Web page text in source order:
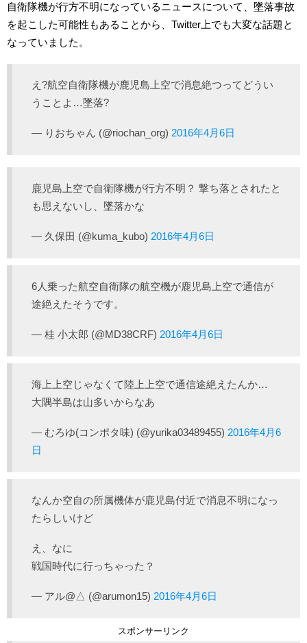
自衛隊機が行方不明になっているニュースについて、墜落事故
を起こした可能性もあることから、Twitter上でも大変な話題と
なっていました。
え?航空自衛隊機が鹿児島上空で消息絶つってどうい
うことよ…墜落?
— りおちゃん (@riochan_org) 2016年4月6日
鹿児島上空で自衛隊機が行方不明？ 撃ち落とされたと
も思えないし、墜落かな
— 久保田 (@kuma_kubo) 2016年4月6日
6人乗った航空自衛隊の航空機が鹿児島上空で通信が
途絶えたそうです。
— 桂 小太郎 (@MD38CRF) 2016年4月6日
海上上空じゃなくて陸上上空で通信途絶えたんか…
大隅半島は山多いからなあ
— むろゆ(コンポタ味) (@yurika03489455) 2016年4月6
日
なんか空自の所属機体が鹿児島付近で消息不明になっ
たらしいけど
え、なに
戦国時代に行っちゃった？
— アル@△ (@arumon15) 2016年4月6日
スポンサーリンク